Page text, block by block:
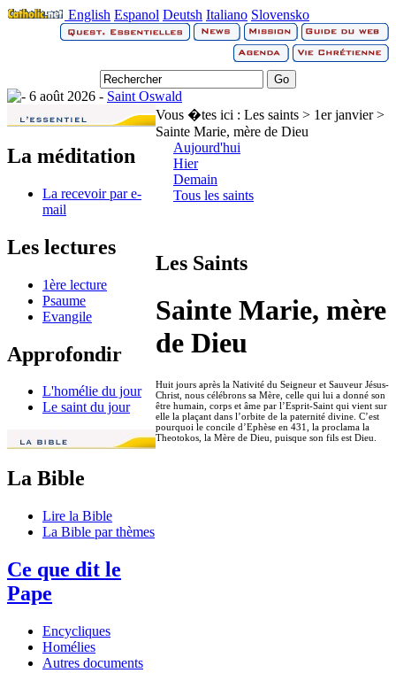
English Espanol Deutsh Italiano Slovensko
6 août 2026 - Saint Oswald
La méditation
La recevoir par e-
mail
Les lectures
1ère lecture
Psaume
Evangile
Approfondir
L'homélie du jour
Le saint du jour
La Bible
Lire la Bible
La Bible par thèmes
Ce que dit le
Pape
Encycliques
Homélies
Autres documents
Vous �tes ici : Les saints > 1er janvier >
Sainte Marie, mère de Dieu
Aujourd'hui
Hier
Demain
Tous les saints
Les Saints
Sainte Marie, mère
de Dieu
Huit jours après la Nativité du Seigneur et Sauveur Jésus-
Christ, nous célébrons sa Mère, celle qui lui a donné son
être humain, corps et âme par l’Esprit-Saint qui vient sur
elle la plaçant dans l’orbite de la paternité divine. C’est
pourquoi le concile d’Ephèse en 431, la proclama la
Theotokos, la Mère de Dieu, puisque son fils est Dieu.